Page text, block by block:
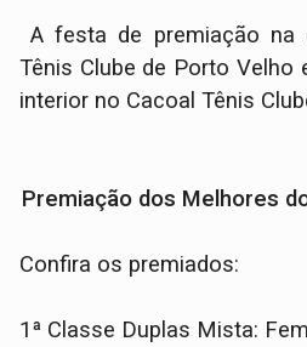
A festa de premiação na
Tênis Clube de Porto Velho
interior no Cacoal Tênis
Premiação dos Melhores
Confira os premiados:
1ª Classe Duplas Mista: